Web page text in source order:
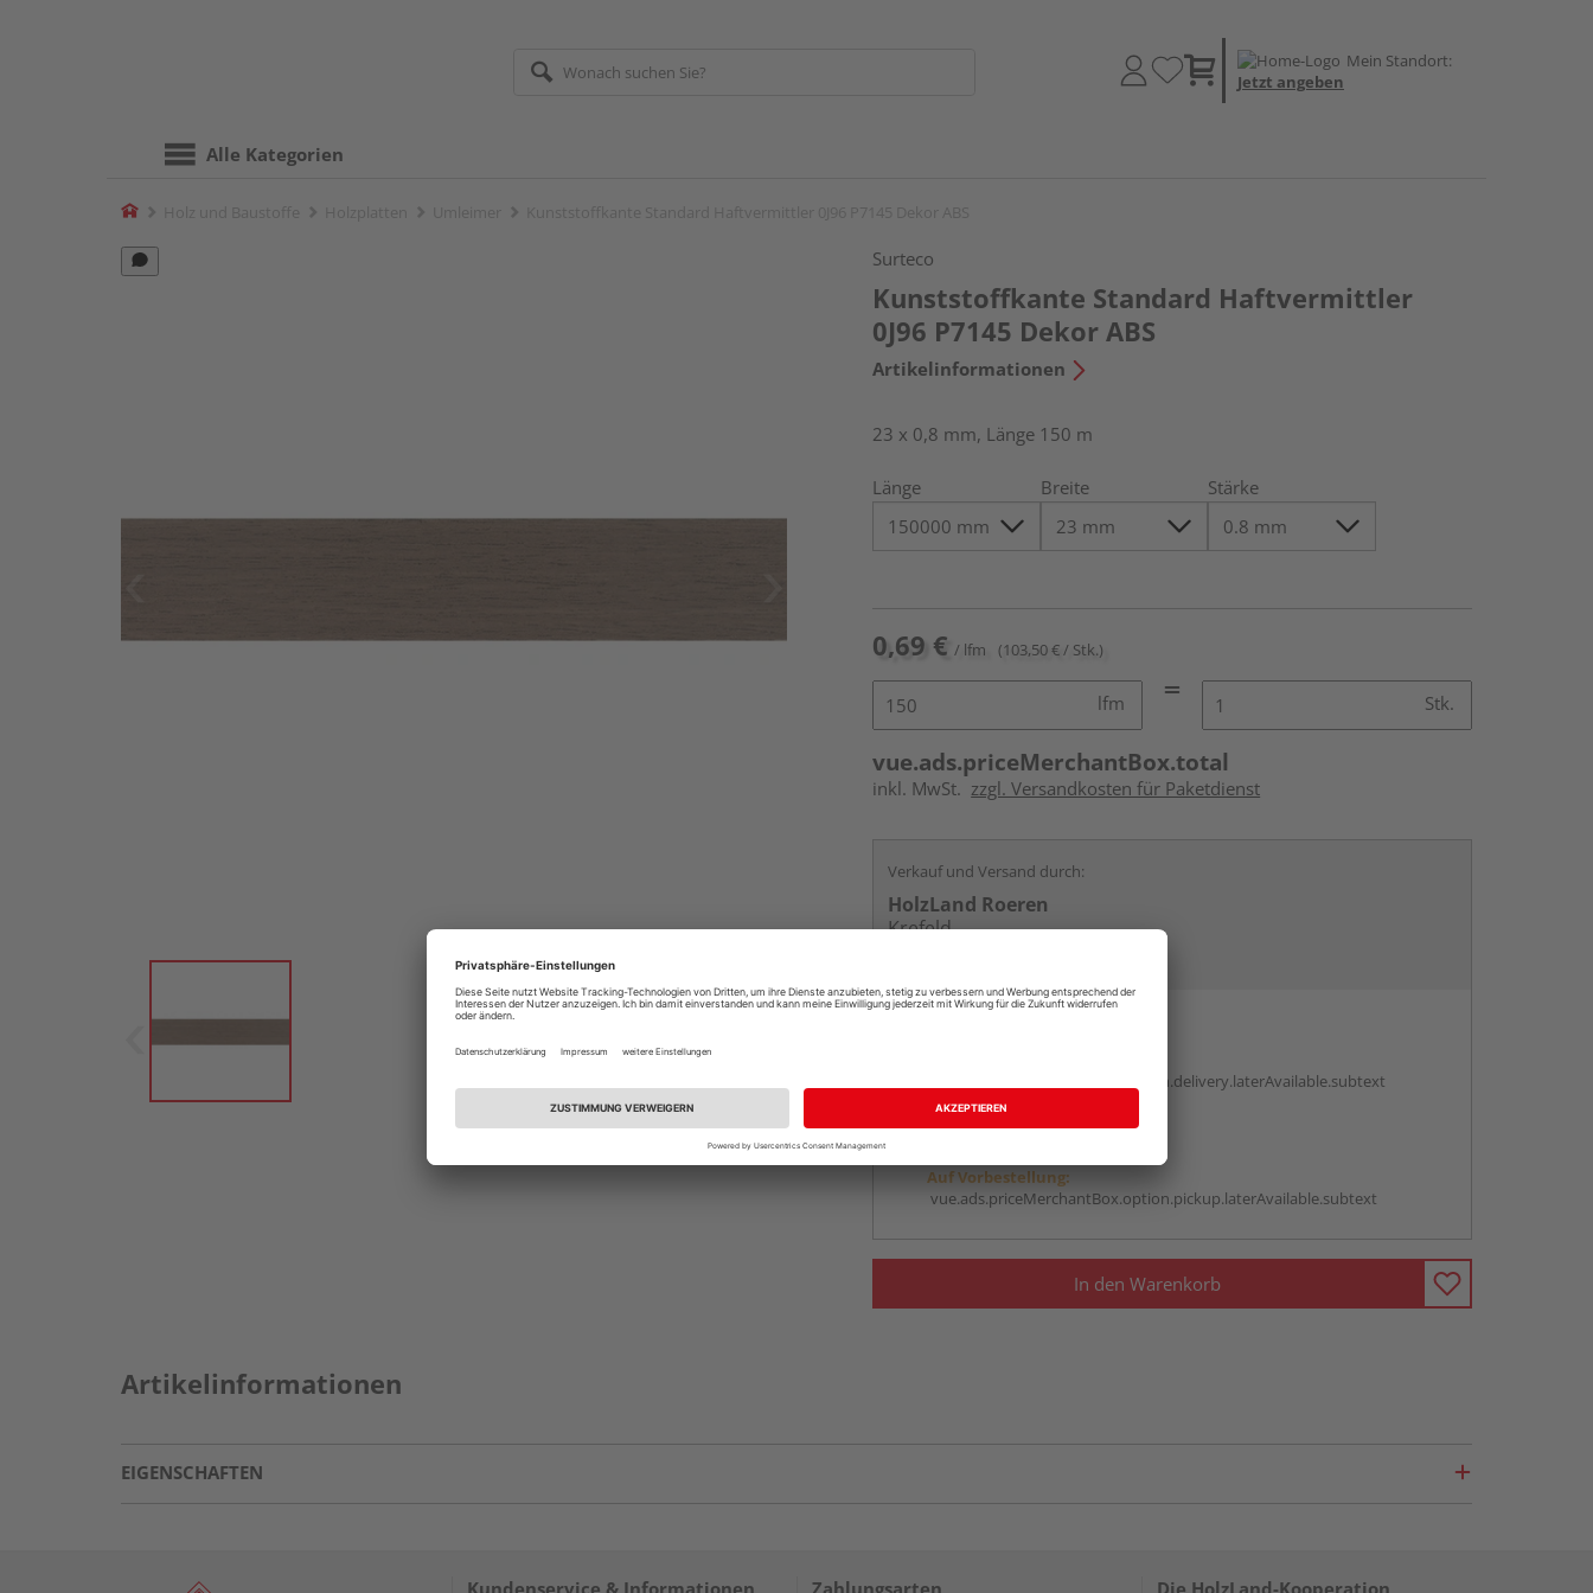
Mein Standort:
Jetzt angeben
Alle Kategorien
Home
Surteco
Kunststoffkante Standard Haftvermittler
0J96 P7145 Dekor ABS
Artikelinformationen
23 x 0,8 mm, Länge 150 m
Länge Breite Stärke
0,69 € / lfm (103,50 € / Stk.)
lfm Stk.
vue.ads.priceMerchantBox.total
inkl. MwSt. zzgl. Versandkosten für Paketdienst
Verkauf und Versand durch:
HolzLand Roeren
Krefeld
vue.ads.priceMerchantBox.option.delivery.laterAvailable.subtext
Auf Vorbestellung:
vue.ads.priceMerchantBox.option.pickup.laterAvailable.subtext
In den Warenkorb
Artikelinformationen
EIGENSCHAFTEN
Kundenservice & Informationen Zahlungsarten Die HolzLand-Kooperation